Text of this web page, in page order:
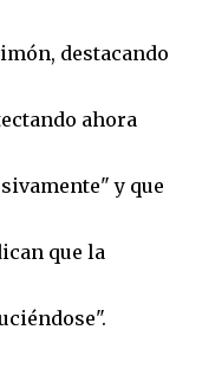
destacando
ahora
y que
que la